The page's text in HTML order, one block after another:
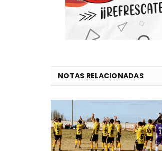
NOTAS RELACIONADAS